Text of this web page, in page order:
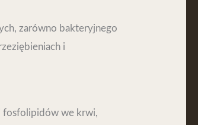
zarówno bakteryjnego
i
fosfolipidów we krwi,